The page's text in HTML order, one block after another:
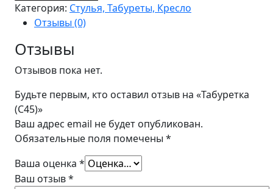
Категория: Стулья, Табуреты, Кресло
Отзывы (0)
Отзывы
Отзывов пока нет.
Будьте первым, кто оставил отзыв на «Табуретка
(C45)»
Ваш адрес email не будет опубликован.
Обязательные поля помечены *
Ваша оценка *
Ваш отзыв*